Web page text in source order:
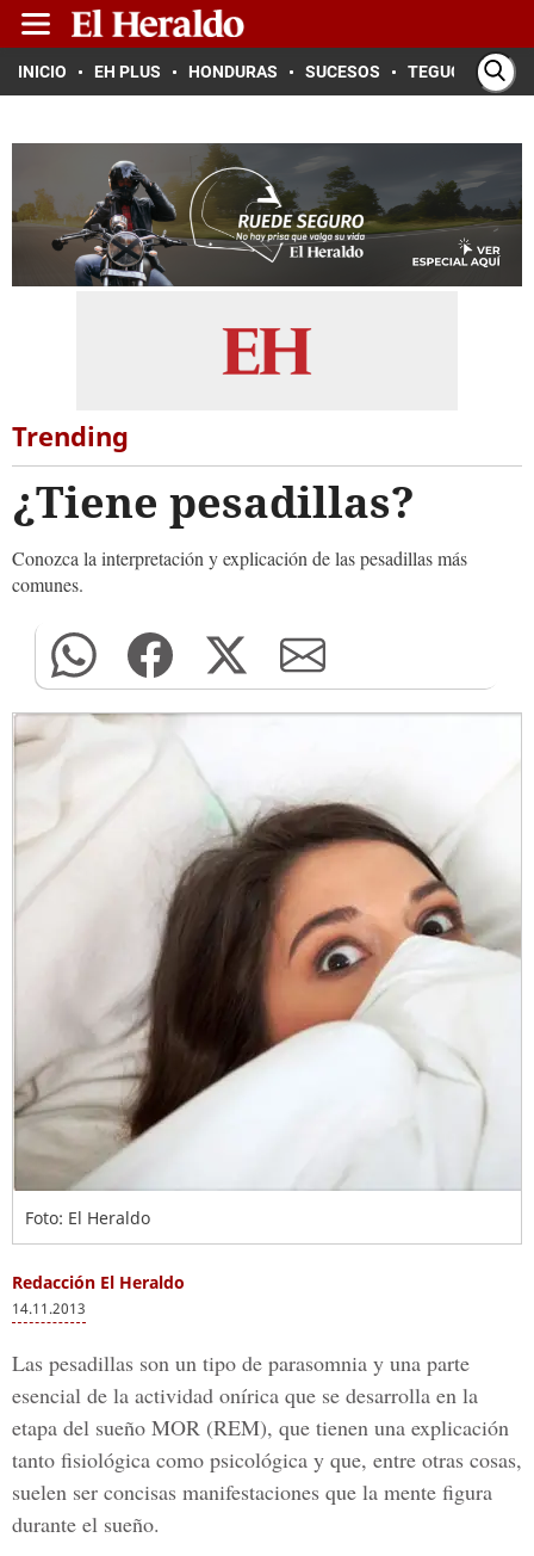
INICIO EH PLUS HONDURAS SUCESOS TEGUCIGALPA
Trending
¿Tiene pesadillas?
Conozca la interpretación y explicación de las pesadillas más
comunes.
Foto: El Heraldo
Redacción El Heraldo
14.11.2013
Las pesadillas son un tipo de parasomnia y una parte
esencial de la actividad onírica que se desarrolla en la
etapa del sueño MOR (REM), que tienen una explicación
tanto fisiológica como psicológica y que, entre otras cosas,
suelen ser concisas manifestaciones que la mente figura
durante el sueño.